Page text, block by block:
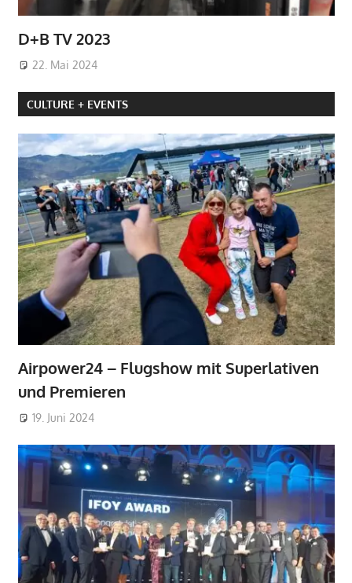
D+B TV 2023
22. Mai 2024
CULTURE + EVENTS
Airpower24 – Flugshow mit Superlativen
und Premieren
19. Juni 2024